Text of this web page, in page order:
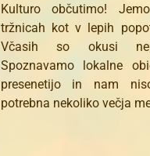
Kulturo občutimo!
tržnicah kot v lepih
Včasih so okusi
Spoznavamo lokalne
presenetijo in nam
potrebna nekoliko večja